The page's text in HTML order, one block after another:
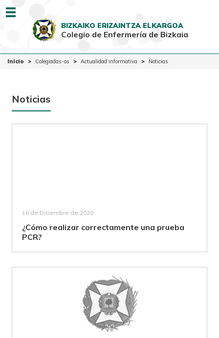
EUSK CAST
Ciudadanía
BIZKAIKO ERIZAINTZA ELKARGOA
Colegio de Enfermería de Bizkaia
Inicio Colegiadas-os Actualidad informativa Noticias
Noticias
16 de Diciembre de 2020
¿Cómo realizar correctamente una prueba
PCR?